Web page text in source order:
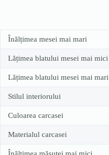
Înălțimea mesei mai mari
Lățimea blatului mesei mai mici
Lățimea blatului mesei mai mari
Stilul interiorului
Culoarea carcasei
Materialul carcasei